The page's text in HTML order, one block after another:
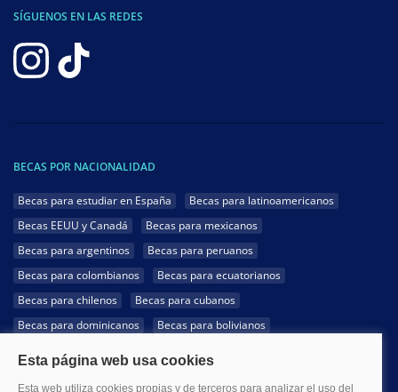
SÍGUENOS EN LAS REDES
BECAS POR NACIONALIDAD
Becas para estudiar en España
Becas para latinoamericanos
Becas EEUU y Canadá
Becas para mexicanos
Becas para argentinos
Becas para peruanos
Becas para colombianos
Becas para ecuatorianos
Becas para chilenos
Becas para cubanos
Becas para dominicanos
Becas para bolivianos